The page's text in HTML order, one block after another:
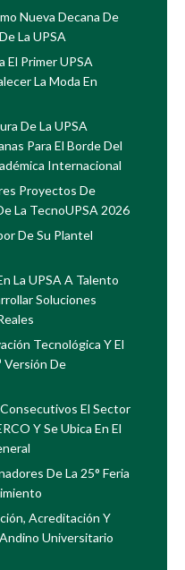
Nueva Decana De
La UPSA
El Primer UPSA
La Moda En
De La UPSA
Para El Borde Del
Internacional
Proyectos De
La TecnoUPSA 2026
De Su Plantel
La UPSA A Talento
Soluciones
Tecnológica Y El
Versión De
El Sector
Y Se Ubica En El
De La 25° Feria
Acreditación Y
Universitario